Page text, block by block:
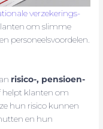
verzekerings-
om slimme
personeelsvoordelen.
risico-, pensioen-
helpt klanten om
hun risico kunnen
en hun